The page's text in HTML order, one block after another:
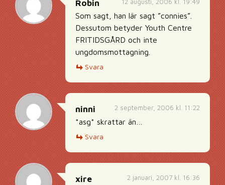
Robin
Som sagt, han lär sagt ”connies”.
Dessutom betyder Youth Centre
FRITIDSGÅRD och inte
ungdomsmottagning.
Svara
2 september, 2006 kl. 11:22
ninni
*asg* skrattar än…
Svara
2 januari, 2007 kl. 16:36
xire